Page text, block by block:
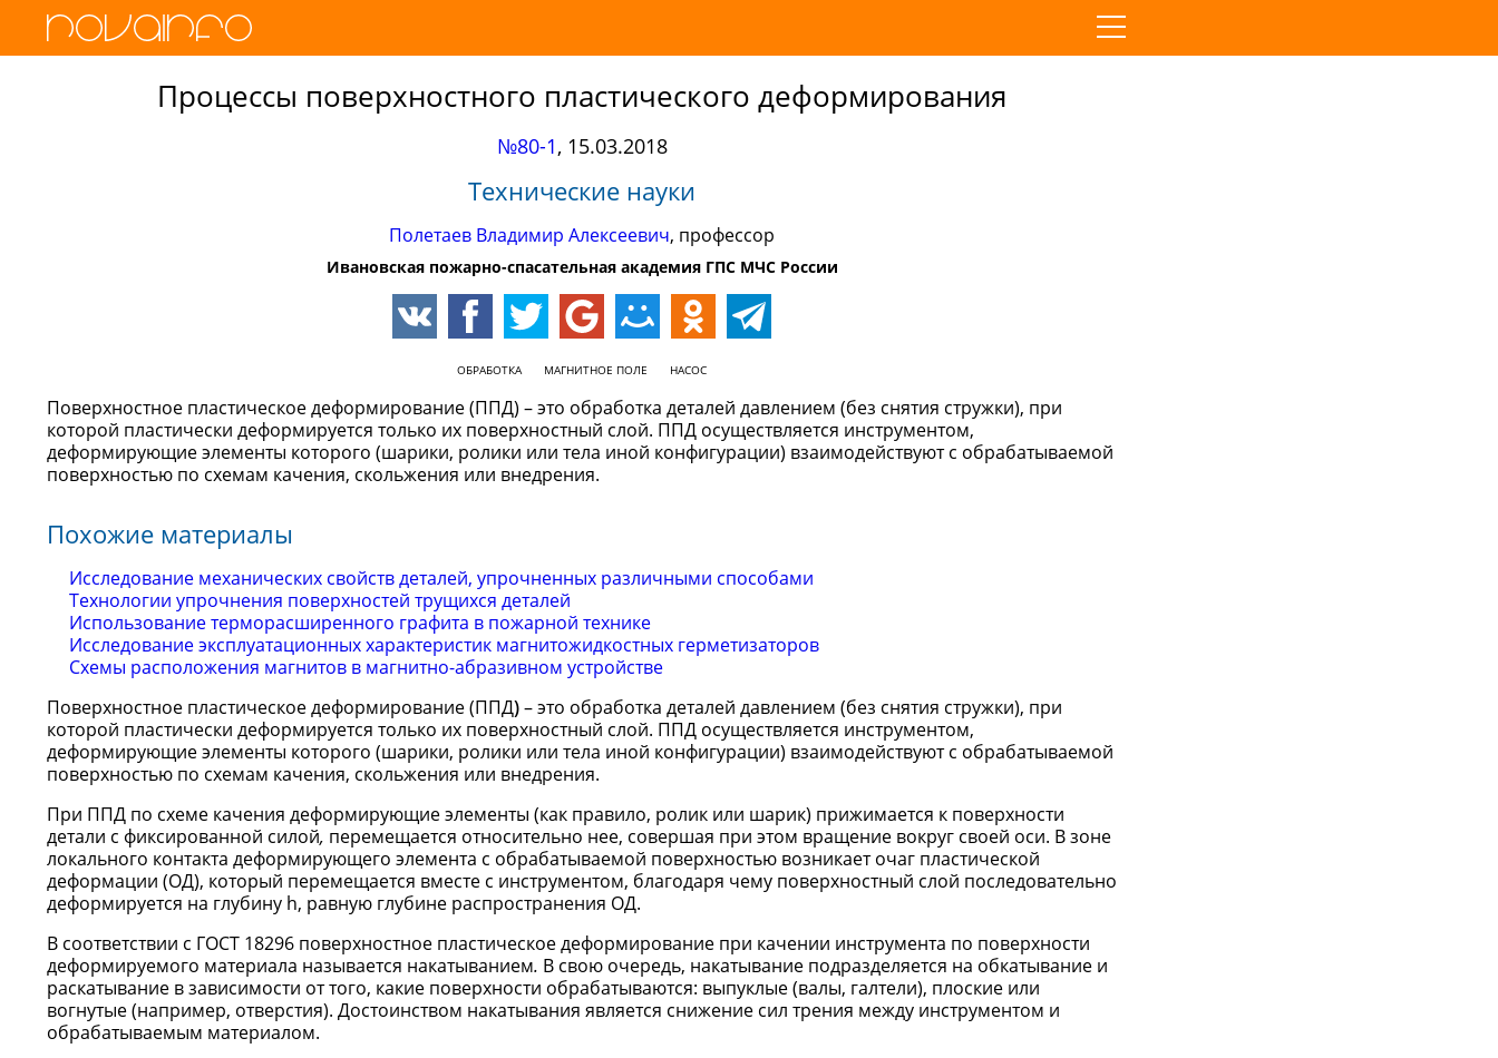
Процессы поверхностного пластического деформирования
№80-1, 15.03.2018
Технические науки
Полетаев Владимир Алексеевич, профессор
Ивановская пожарно-спасательная академия ГПС МЧС России
ОБРАБОТКА МАГНИТНОЕ ПОЛЕ НАСОС
Поверхностное пластическое деформирование (ППД) – это обработка деталей давлением (без снятия стружки), при
которой пластически деформируется только их поверхностный слой. ППД осуществляется инструментом,
деформирующие элементы которого (шарики, ролики или тела иной конфигурации) взаимодействуют с обрабатываемой
поверхностью по схемам качения, скольжения или внедрения.
Похожие материалы
Исследование механических свойств деталей, упрочненных различными способами
Технологии упрочнения поверхностей трущихся деталей
Использование терморасширенного графита в пожарной технике
Исследование эксплуатационных характеристик магнитожидкостных герметизаторов
Схемы расположения магнитов в магнитно-абразивном устройстве
Поверхностное пластическое деформирование (ППД)– это обработка деталей давлением (без снятия стружки), при
которой пластически деформируется только их поверхностный слой. ППД осуществляется инструментом,
деформирующие элементы которого (шарики, ролики или тела иной конфигурации) взаимодействуют с обрабатываемой
поверхностью по схемам качения, скольжения или внедрения.
При ППД по схеме качения деформирующие элементы (как правило, ролик или шарик) прижимается к поверхности
детали с фиксированной силой, перемещается относительно нее, совершая при этом вращение вокруг своей оси. В зоне
локального контакта деформирующего элемента с обрабатываемой поверхностью возникает очаг пластической
деформации (ОД), который перемещается вместе с инструментом, благодаря чему поверхностный слой последовательно
деформируется на глубину h, равную глубине распространения ОД.
В соответствии с ГОСТ 18296 поверхностное пластическое деформирование при качении инструмента по поверхности
деформируемого материала называется накатыванием. В свою очередь, накатывание подразделяется на обкатывание и
раскатывание в зависимости от того, какие поверхности обрабатываются: выпуклые (валы, галтели), плоские или
вогнутые (например, отверстия). Достоинством накатывания является снижение сил трения между инструментом и
обрабатываемым материалом.